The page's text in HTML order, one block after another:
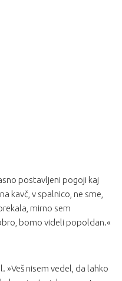
postavljeni pogoji kaj
kavč, v spalnico, ne sme,
mirno sem
bomo videli popoldan.«
»Veš nisem vedel, da lahko